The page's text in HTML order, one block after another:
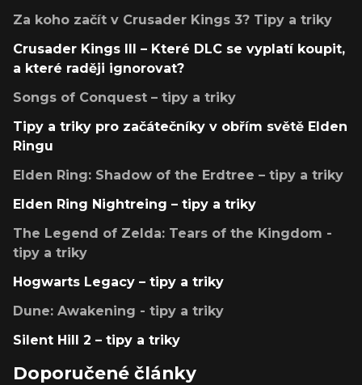
Za koho začít v Crusader Kings 3? Tipy a triky
Crusader Kings III – Které DLC se vyplatí koupit,
a které raději ignorovat?
Songs of Conquest – tipy a triky
Tipy a triky pro začátečníky v obřím světě Elden
Ringu
Elden Ring: Shadow of the Erdtree – tipy a triky
Elden Ring Nightreing – tipy a triky
The Legend of Zelda: Tears of the Kingdom -
tipy a triky
Hogwarts Legacy – tipy a triky
Dune: Awakening - tipy a triky
Silent Hill 2 – tipy a triky
Doporučené články